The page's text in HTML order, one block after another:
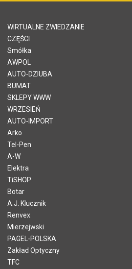
WIRTUALNE ZWIEDZANIE
CZĘŚCI
Smółka
AWPOL
AUTO-DZIUBA
BUMAT
SKLEPY WWW
WRZESIEŃ
AUTO-IMPORT
Arko
Tel-Pen
A-W
Elektra
TiSHOP
Botar
A.J. Klucznik
Renvex
Mierzejwski
PAGEL-POLSKA
Zakład Optyczny
TFC